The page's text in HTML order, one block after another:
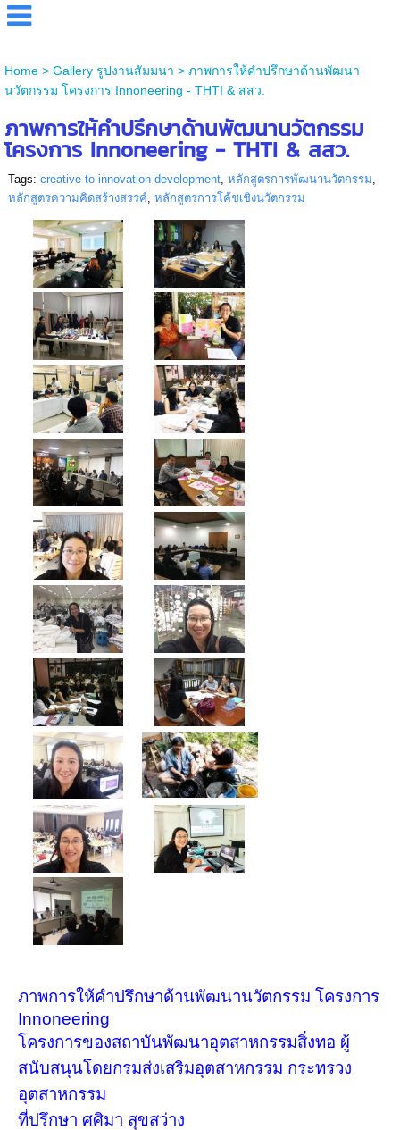
Home> Gallery รูปงานสัมมนา > ภาพการให้คำปรึกษาด้านพัฒนา
นวัตกรรม โครงการ Innoneering - THTI & สสว.
ภาพการให้คำปรึกษาด้านพัฒนานวัตกรรม
โครงการ Innoneering - THTI & สสว.
Tags: creative to innovation development, หลักสูตรการพัฒนานวัตกรรม,
หลักสูตรความคิดสร้างสรรค์, หลักสูตรการโค้ชเชิงนวัตกรรม
ภาพการให้คำปรึกษาด้านพัฒนานวัตกรรม โครงการ
Innoneering
โครงการของสถาบันพัฒนาอุตสาหกรรมสิ่งทอ ผู้
สนับสนุนโดยกรมส่งเสริมอุตสาหกรรม กระทรวง
อุตสาหกรรม
ที่ปรึกษา ศศิมา สุขสว่าง